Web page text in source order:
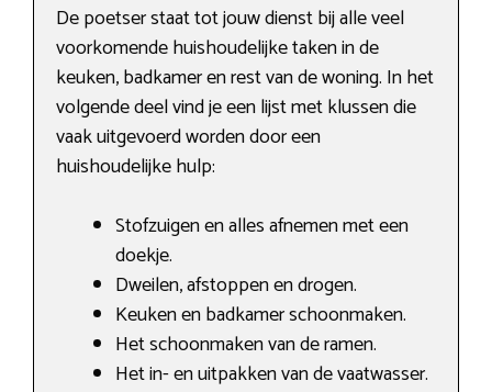
De poetser staat tot jouw dienst bij alle veel
voorkomende huishoudelijke taken in de
keuken, badkamer en rest van de woning. In het
volgende deel vind je een lijst met klussen die
vaak uitgevoerd worden door een
huishoudelijke hulp:
Stofzuigen en alles afnemen met een
doekje.
Dweilen, afstoppen en drogen.
Keuken en badkamer schoonmaken.
Het schoonmaken van de ramen.
Het in- en uitpakken van de vaatwasser.